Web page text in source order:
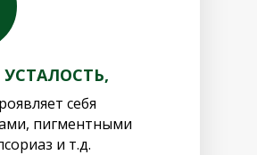
себя
пигментными
и т.д.